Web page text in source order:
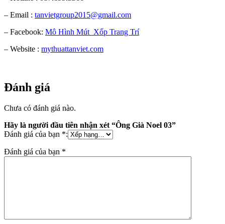
– Email : tanvietgroup2015@gmail.com
– Facebook: Mô Hình Mút Xốp Trang Trí
– Website : mythuattanviet.com
Đánh giá
Chưa có đánh giá nào.
Hãy là người đầu tiên nhận xét “Ông Già Noel 03”
Đánh giá của bạn *:
Đánh giá của bạn *